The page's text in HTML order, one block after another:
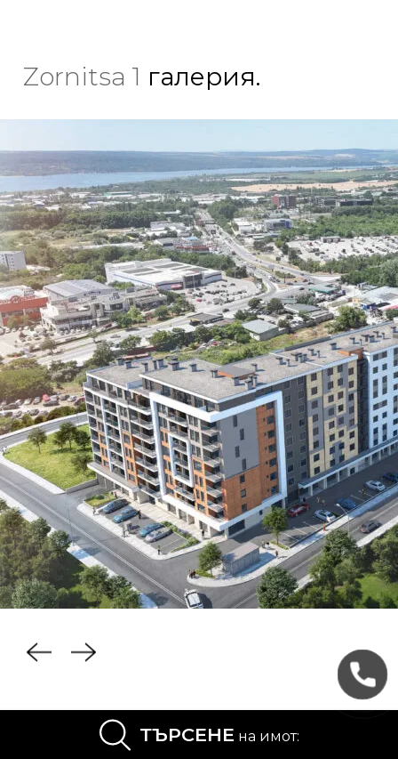
Zornitsa 1 галерия.
се намираZornitsa 1 ?
ТЪРСЕНЕ на имот: